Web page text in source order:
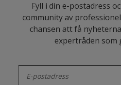
Fyll i din e-postadress
community av
chansen att få
expertråden som